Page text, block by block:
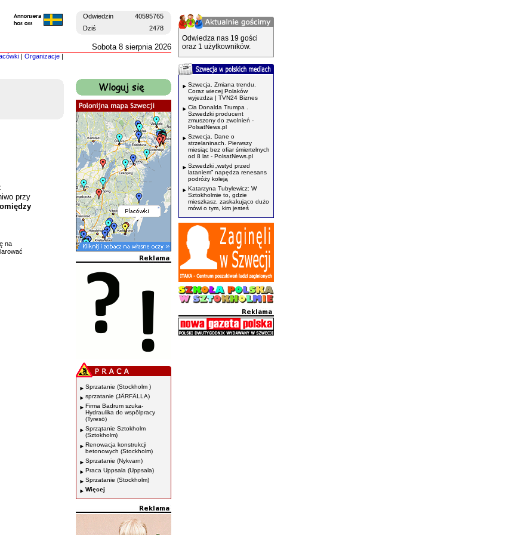
Odwiedzin
40595765
Dziś
2478
Sobota 8 sierpnia 2026
| Organizacje |
przy
na
Sprzatanie (Stockholm )
sprzatanie (JÄRFÄLLA)
Firma Badrum szuka-
Hydraulika do wspölpracy
(Tyresö)
Sprzątanie Sztokholm
(Sztokholm)
Renowacja konstrukcji
betonowych (Stockholm)
Sprzatanie (Nykvarn)
Praca Uppsala (Uppsala)
Sprzatanie (Stockholm)
Więcej
Odwiedza nas 19 gości
oraz 1 użytkowników.
Szwecja. Zmiana trendu.
Coraz wiecej Polaków
wyjezdza | TVN24 Biznes
Cła Donalda Trumpa .
Szwedzki producent
zmuszony do zwolnień -
PolsatNews.pl
Szwecja. Dane o
strzelaninach. Pierwszy
miesiąc bez ofiar śmiertelnych
od 8 lat - PolsatNews.pl
Szwedzki „wstyd przed
lataniem” napędza renesans
podróży koleją
Katarzyna Tubylewicz: W
Sztokholmie to, gdzie
mieszkasz, zaskakująco dużo
mówi o tym, kim jesteś